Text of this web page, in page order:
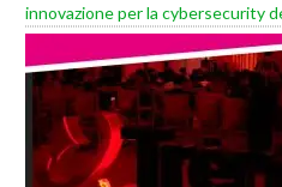
innovazione per la cybersecurity